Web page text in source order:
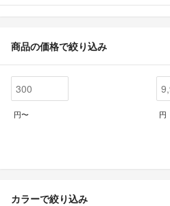
商品の価格で絞り込み
円〜 円
カラーで絞り込み